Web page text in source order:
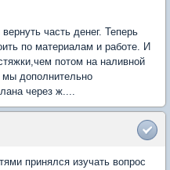
часть денег. Теперь
по материалам и работе. И
потом на наливной
мы дополнительно
через ж....
принялся изучать вопрос